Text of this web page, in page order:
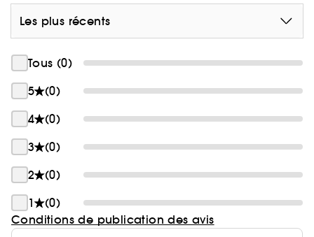
Les plus récents
Tous (0)
5
(0)
4
(0)
3
(0)
2
(0)
1
(0)
Conditions de publication des avis